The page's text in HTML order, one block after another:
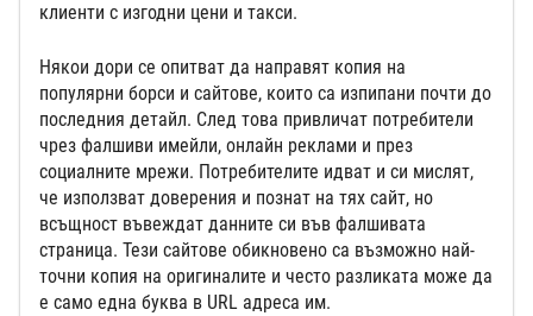
клиенти с изгодни цени и такси.
Някои дори се опитват да направят копия на
популярни борси и сайтове, които са изпипани почти до
последния детайл. След това привличат потребители
чрез фалшиви имейли, онлайн реклами и през
социалните мрежи. Потребителите идват и си мислят,
че използват доверения и познат на тях сайт, но
всъщност въвеждат данните си във фалшивата
страница. Тези сайтове обикновено са възможно най-
точни копия на оригиналите и често разликата може да
е само една буква в URL адреса им.